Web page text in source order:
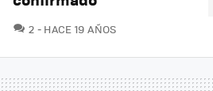
2 COMENTARIOS
HACE 19 AÑOS